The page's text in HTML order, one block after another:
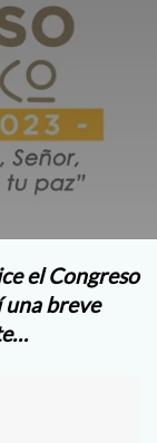
el Congreso
breve